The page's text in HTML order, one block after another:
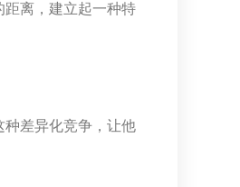
距离，建立起一种特
种差异化竞争，让他